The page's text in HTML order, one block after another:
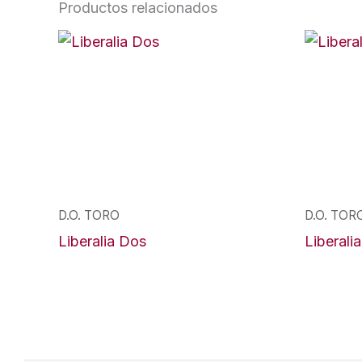
Productos relacionados
D.O. TORO
Liberalia Dos
D.O.